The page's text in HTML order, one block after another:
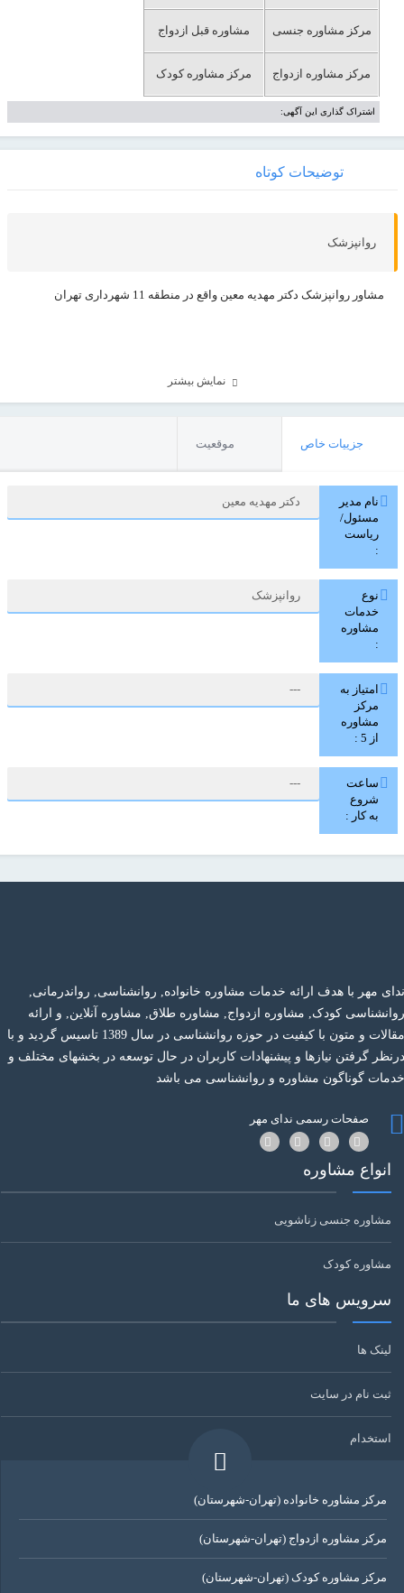
مرکز مشاوره جنسی مشاوره قبل ازدواج
مرکز مشاوره ازدواج مرکز مشاوره کودک
اشتراک گذاری این آگهی:
توضیحات کوتاه
روانپزشک
مشاور روانپزشک دکتر مهدیه معین واقع در منطقه 11 شهرداری تهران
نمایش بیشتر
جزییات خاص موقعیت
نام مدیر
مسئول/
ریاست
:
دکتر مهدیه معین
نوع
خدمات
مشاوره
:
روانپزشک
امتیاز به
مرکز
مشاوره
از 5 :
---
ساعت
شروع
به کار :
---
ندای مهر با هدف ارائه خدمات مشاوره خانواده, روانشناسی, رواندرمانی,
روانشناسی کودک, مشاوره ازدواج, مشاوره طلاق, مشاوره آنلاین, و ارائه
مقالات و متون با کیفیت در حوزه روانشناسی در سال 1389 تاسیس گردید و با
درنظر گرفتن نیازها و پیشنهادات کاربران در حال توسعه در بخشهای مختلف و
خدمات گوناگون مشاوره و روانشناسی می باشد
صفحات رسمی ندای مهر
انواع مشاوره
مشاوره جنسی زناشویی
مشاوره کودک
سرویس های ما
لینک ها
ثبت نام در سایت
استخدام
مرکز مشاوره خانواده (تهران-شهرستان)
مرکز مشاوره ازدواج (تهران-شهرستان)
مرکز مشاوره کودک (تهران-شهرستان)